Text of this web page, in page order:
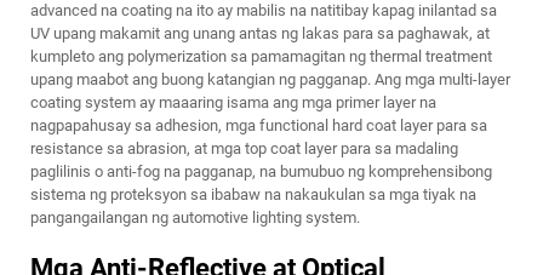
advanced na coating na ito ay mabilis na natitibay kapag inilantad sa
UV upang makamit ang unang antas ng lakas para sa paghawak, at
kumpleto ang polymerization sa pamamagitan ng thermal treatment
upang maabot ang buong katangian ng pagganap. Ang mga multi-layer
coating system ay maaaring isama ang mga primer layer na
nagpapahusay sa adhesion, mga functional hard coat layer para sa
resistance sa abrasion, at mga top coat layer para sa madaling
paglilinis o anti-fog na pagganap, na bumubuo ng komprehensibong
sistema ng proteksyon sa ibabaw na nakaukulan sa mga tiyak na
pangangailangan ng automotive lighting system.
Mga Anti-Reflective at Optical